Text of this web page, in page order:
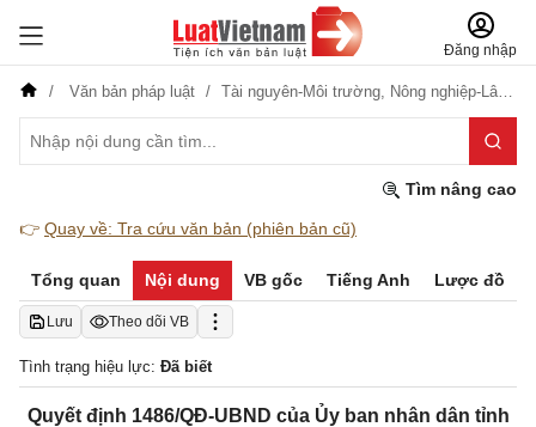
Đăng nhập
Văn bản pháp luật Tài nguyên-Môi trường, Nông nghiệp-Lâm nghiệp
Tìm nâng cao
👉 Quay về: Tra cứu văn bản (phiên bản cũ)
Tổng quan Nội dung VB gốc Tiếng Anh Lược đồ
Lưu Theo dõi VB
Tình trạng hiệu lực: Đã biết
Quyết định 1486/QĐ-UBND của Ủy ban nhân dân tỉnh